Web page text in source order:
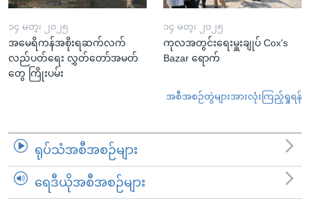
၁၄ မတ္၊ ၂၀၂၅
အမေရိကန်အစိုးရဆက်လက်
လည်ပတ်ရေး လွှတ်တော်အမတ်
တွေ ကြိုးပမ်း
၁၄ မတ္၊ ၂၀၂၅
ကုလအတွင်းရေးမှူးချုပ် Cox's
Bazar ရောက်
အစီအစဉ်တွဲများအားလုံးကြည့်ရှုရန်
ရုပ်သံအစီအစဉ်များ
ရေဒီယိုအစီအစဉ်များ